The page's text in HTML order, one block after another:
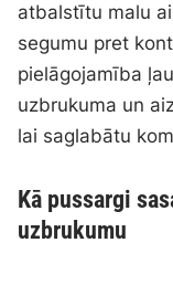
atbalstītu malu
segumu pret
pielāgojamība
uzbrukuma un
lai saglabātu
Kā pussargi
uzbrukumu